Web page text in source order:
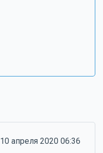
10 апреля 2020 06:36